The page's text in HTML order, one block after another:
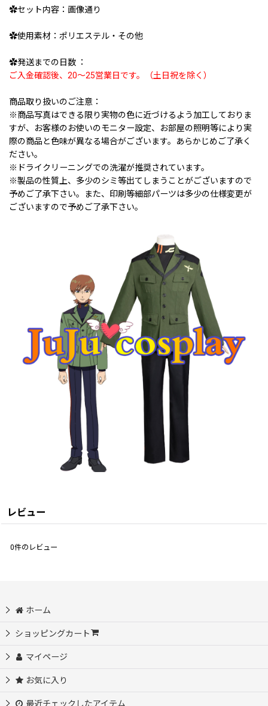
✿セット内容：画像通り
✿使用素材：ポリエステル・その他
✿発送までの日数 ：
ご入金確認後、20〜25営業日です。（土日祝を除く）
商品取り扱いのご注意：
※商品写真はできる限り実物の色に近づけるよう加工しておりま
すが、お客様のお使いのモニター設定、お部屋の照明等により実
際の商品と色味が異なる場合がございます。あらかじめご了承く
ださい。
※ドライクリーニングでの洗濯が推奨されています。
※製品の性質上、多少のシミ等出てしまうことがございますので
予めご了承下さい。また、印刷等細部パーツは多少の仕様変更が
ございますので予めご了承下さい。
レビュー
0件のレビュー
ホーム
ショッピングカート
マイページ
お気に入り
最近チェックしたアイテム